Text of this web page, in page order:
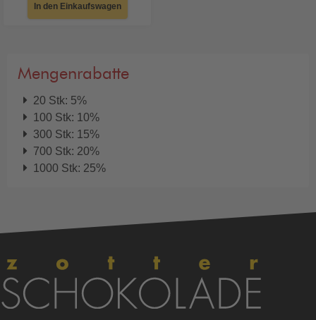
In den Einkaufswagen
Mengenrabatte
20 Stk: 5%
100 Stk: 10%
300 Stk: 15%
700 Stk: 20%
1000 Stk: 25%